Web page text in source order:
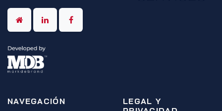
NAVEGACIÓN
LEGAL Y